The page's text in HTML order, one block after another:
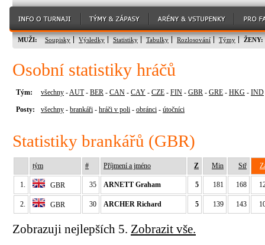
MUŽI: Soupisky Výsledky Statistiky Tabulky Rozlosování Týmy ŽENY:
Osobní statistiky hráčů
Tým: všechny -AUT- BER - CAN - CAY - CZE - FIN - GBR - GRE - HKG - IND
Posty: všechny - brankáři - hráči v poli - obránci - útočníci
Statistiky brankářů (GBR)
tým # Příjmení a jméno Z Min Stř
1. GBR 35 ARNETT Graham 5 181 168
2. GBR 30 ARCHER Richard 5 139 143
Zobrazuji nejlepších 5. Zobrazit vše.